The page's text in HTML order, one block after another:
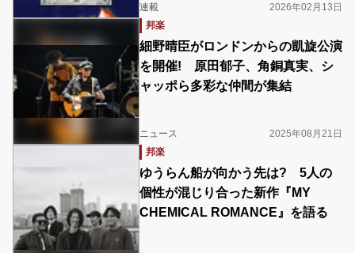
連載
2026年02月13日
邦楽
細野晴臣がロンドンからの凱旋公演
を開催! 原田郁子、角銅真実、シ
ャッポら多彩な仲間が集結
ニュース
2025年08月21日
邦楽
ゆうらん船が向かう先は? 5人の
個性が混じり合った新作『MY
CHEMICAL ROMANCE』を語る